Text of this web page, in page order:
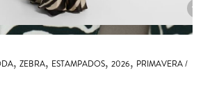
, ZEBRA, ESTAMPADOS, 2026, PRIMAVERA /